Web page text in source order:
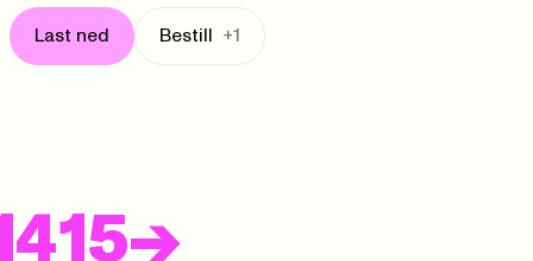
Last ned Bestill +1
15->Neste